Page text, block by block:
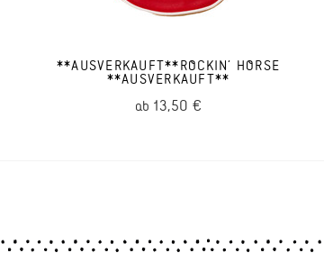
**AUSVERKAUFT**ROCKIN' HORSE
**AUSVERKAUFT**
ab 13,50 €